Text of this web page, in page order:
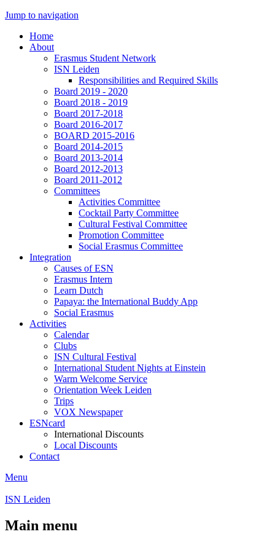
Jump to navigation
Home
About
Erasmus Student Network
ISN Leiden
Responsibilities and Required Skills
Board 2019 - 2020
Board 2018 - 2019
Board 2017-2018
Board 2016-2017
BOARD 2015-2016
Board 2014-2015
Board 2013-2014
Board 2012-2013
Board 2011-2012
Committees
Activities Committee
Cocktail Party Committee
Cultural Festival Committee
Promotion Committee
Social Erasmus Committee
Integration
Causes of ESN
Erasmus Intern
Learn Dutch
Papaya: the International Buddy App
Social Erasmus
Activities
Calendar
Clubs
ISN Cultural Festival
International Student Nights at Einstein
Warm Welcome Service
Orientation Week Leiden
Trips
VOX Newspaper
ESNcard
International Discounts
Local Discounts
Contact
Menu
ISN Leiden
Main menu